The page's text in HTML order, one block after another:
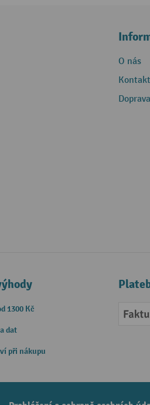
O nás
Kontakt
1300 Kč
dat
při nákupu